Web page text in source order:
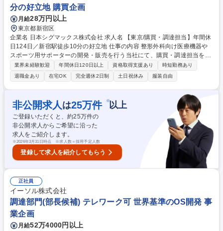
分の好立地 購買企画
月給28万円以上
東京都新宿区
企業名 日本シグマックス株式会社 求人名 【東京/購買・調達担当】年間休
日124日／新宿駅徒歩10分の好立地 仕事の内容 整形外科向け医療機器や
スポーツ用サポーターの開発・販売を行う当社にて、購買・調達担当をご
担当。購買計画の策定～貿易管理業務、国内外の新規取引先開拓、契約締
結、原価管理まで幅広く伴走します。 ■購買計画・管理全般 ■貿易管理業
務全換 ■新規取引先開拓 ■取引先との取引契約締結 ■原価管理全般（コス
トコントロール） 【仕事の魅力】自社製品の安定供給と原価管理を支える
重要なポジションです。 多拠点展開する当社の事業成長に直接貢献でき、
業務の裁量も大きく、確かなキャリアを築けます。 募集職種 【東京/購
買・調達担当】年間休日124日／新宿駅徒歩10分の好立地
業界未経験歓迎 年間休日120日以上 資格取得支援あり
時短勤務あり
退職金あり
在宅OK 完全週休2日制 土日祝休み 服装自由
非公開求人 は25万件 ※以上
ご登録いただくと、約25万件の
非公開求人からご希望に沿った
求人をご紹介します。
※2026年3月31日時点 ※求人数＝採用予定人数
登録して求人を紹介してもらう
正社員
イーソル株式会社
調達部門(部長候補) テレワーク可 世界基準のOS開発 事
業企画
月給52万4000円以上